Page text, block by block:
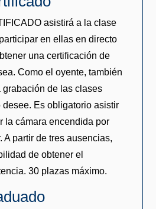
asistirá a la clase
en ellas en directo
una certificación de
Como el oyente, también
grabación de las clases
desee. Es obligatorio asistir
la cámara encendida por
A partir de tres ausencias,
de obtener el
30 plazas máximo.